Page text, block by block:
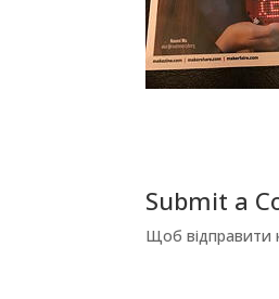
Submit a
Щоб відправити